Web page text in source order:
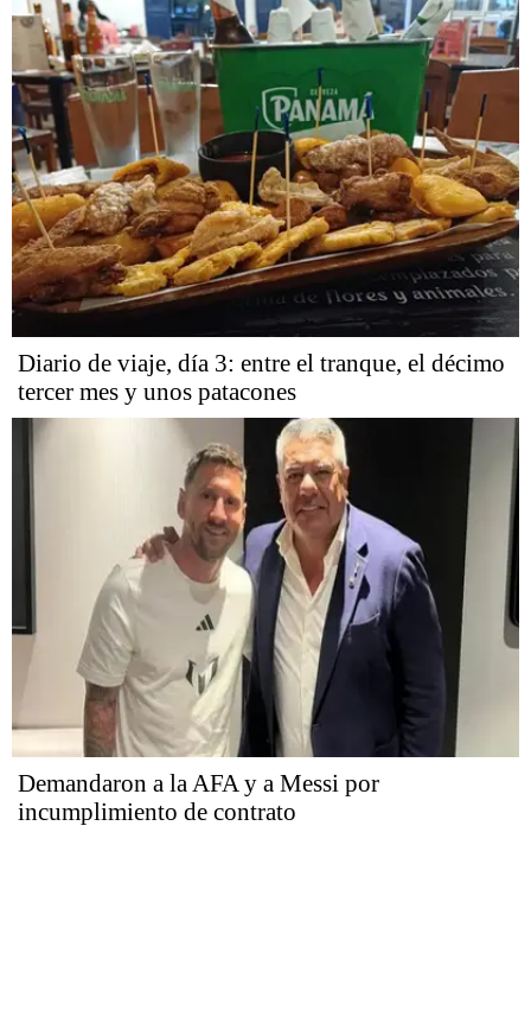
Diario de viaje, día 3: entre el tranque, el décimo
tercer mes y unos patacones
Demandaron a la AFA y a Messi por
incumplimiento de contrato